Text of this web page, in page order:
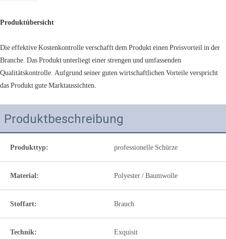
Produktübersicht
Die effektive Kostenkontrolle verschafft dem Produkt einen Preisvorteil in der
Branche. Das Produkt unterliegt einer strengen und umfassenden
Qualitätskontrolle. Aufgrund seiner guten wirtschaftlichen Vorteile verspricht
das Produkt gute Marktaussichten.
Produktbeschreibung
Produkttyp: professionelle Schürze
Material: Polyester / Baumwolle
Stoffart: Brauch
Technik: Exquisit